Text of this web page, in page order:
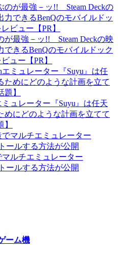
が最強－ッ!! Steam Deckの映
できるBenQのモバイルドック
ュー【PR】
ミュレーター『Suyu』は任天
めにどのような計画を立てて
マルチエミュレーター
ールする方法が公開
ーム機